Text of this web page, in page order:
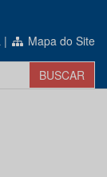
| Mapa do Site